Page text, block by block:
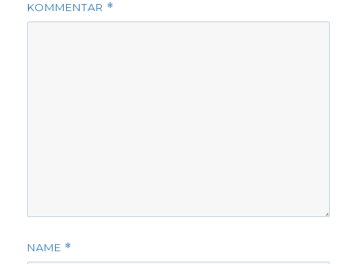
KOMMENTAR *
NAME *